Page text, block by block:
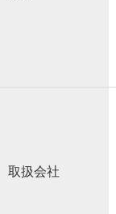
取扱会社